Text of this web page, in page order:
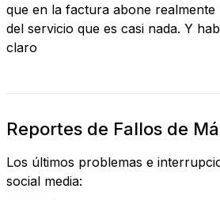
que en la factura abone
del servicio que es casi nada. Y
claro
Reportes de Fallos de
Los últimos problemas e
social media: